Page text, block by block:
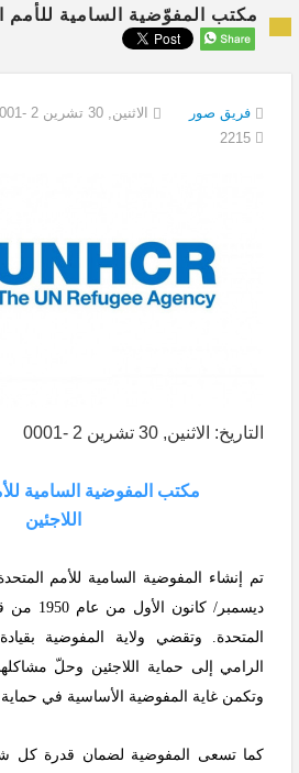
مكتب المفوّضية السامية للأمم
فريق صور الاثنين, 30 تشرين 2 -0001
التاريخ: الاثنين, 30 تشرين 2 -0001
مكتب المفوضية السامية
اللاجئين
ديسمبر/
المتحدة. وتقضي ولاية المفوضية
الرامي إلى حماية اللاجئين وحلّ
وتكمن غاية المفوضية الأساسية في حماية
كما تسعى المفوضية لضمان قدرة